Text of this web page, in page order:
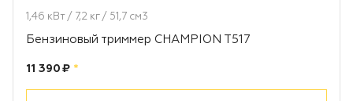
1,46 кВт / 7,2 кг / 51,7 см3
Бензиновый триммер CHAMPION T517
Цена:
11 390 ₽ рублей
*